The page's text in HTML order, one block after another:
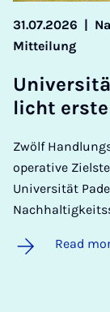
31.07.2026 |
Mitteilung
licht
Zwölf
operative
Universität
Read